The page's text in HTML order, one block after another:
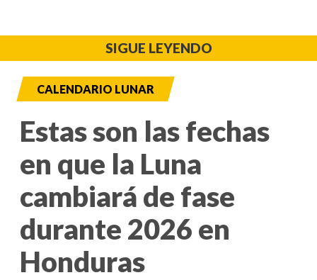
SIGUE LEYENDO
CALENDARIO LUNAR
Estas son las fechas
en que la Luna
cambiará de fase
durante 2026 en
Honduras